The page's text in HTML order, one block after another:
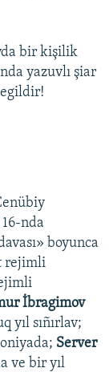
bir kişilik
yazuvlı şiar
nda
boyunca
rejimli
İbragimov
yıl sıñırlav;
Server
ve bir yıl